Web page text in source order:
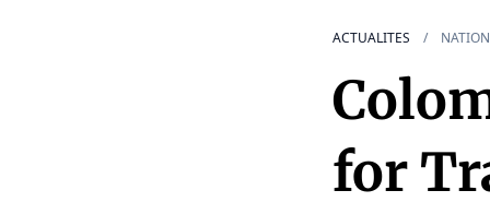
ACTUALITES
for